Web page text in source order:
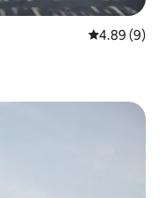
レビュー9件
4.89 (9)